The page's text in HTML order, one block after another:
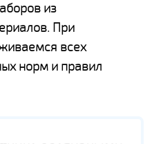
из
При
всех
норм и правил